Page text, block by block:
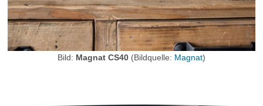
Bild: Magnat CS40 (Bildquelle: Magnat)